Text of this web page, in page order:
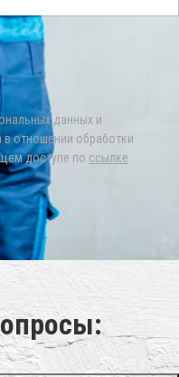
данных и
отношении обработки
доступе по ссылке